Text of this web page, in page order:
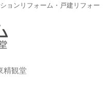
ョンリフォーム・戸建リフォー
観堂